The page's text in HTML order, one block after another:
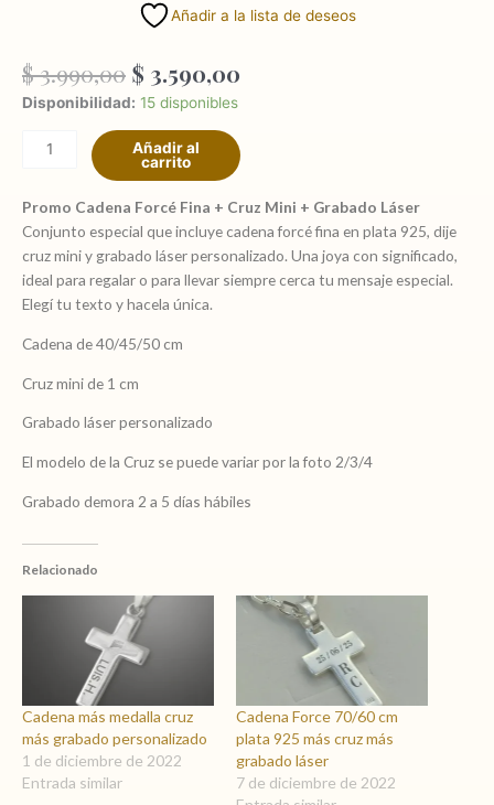
Añadir a la lista de deseos
$3.990,00 El
precio
original
era:
$ 3.990,00.
$ 3.590,00
es:
$ 3.590,00.
Disponibilidad: 15 disponibles
Cadena
cruz
mini
grabado
láser
cantidad
Añadir al
carrito
Promo Cadena Forcé Fina + Cruz Mini + Grabado Láser
Conjunto especial que incluye cadena forcé fina en plata 925, dije
cruz mini y grabado láser personalizado. Una joya con significado,
ideal para regalar o para llevar siempre cerca tu mensaje especial.
Elegí tu texto y hacela única.
Cadena de 40/45/50 cm
Cruz mini de 1 cm
Grabado láser personalizado
El modelo de la Cruz se puede variar por la foto 2/3/4
Grabado demora 2 a 5 días hábiles
Relacionado
Cadena más medalla cruz
más grabado personalizado
1 de diciembre de 2022
Entrada similar
Cadena Force 70/60 cm
plata 925 más cruz más
grabado láser
7 de diciembre de 2022